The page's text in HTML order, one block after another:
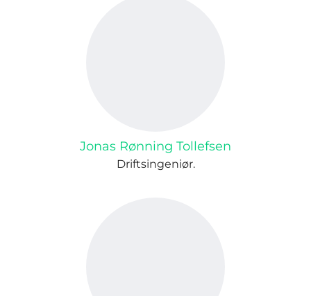
Jonas Rønning Tollefsen
Driftsingeniør.